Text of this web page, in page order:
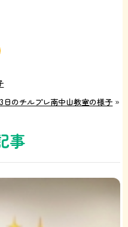
日のチルプレ南中山教室の様子 »
事